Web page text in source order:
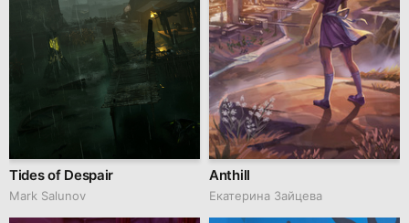
Tides of Despair
Mark Salunov
Anthill
Екатерина Зайцева